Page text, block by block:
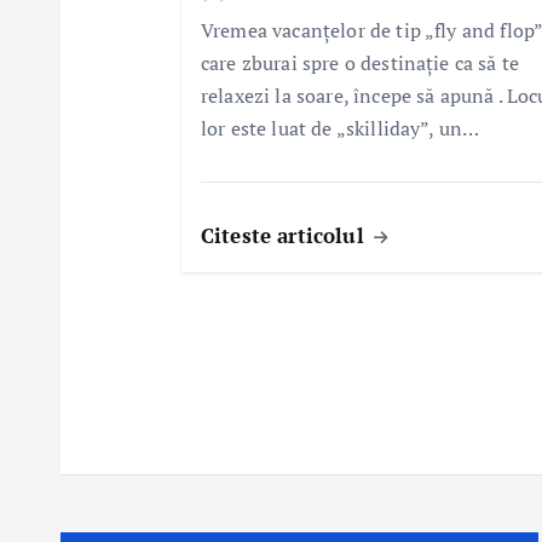
Vremea vacanțelor de tip „fly and
care zburai spre o destinație ca să te
relaxezi la soare, începe să apună .
lor este luat de „skilliday”, un…
Citeste articolul